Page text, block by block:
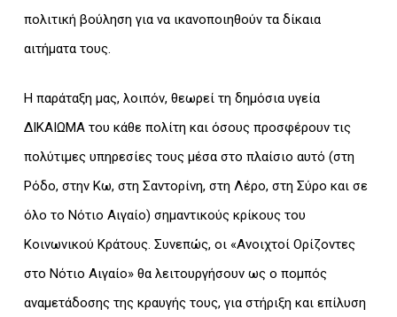
πολιτική βούληση για να ικανοποιηθούν τα δίκαια
αιτήματα τους.
Η παράταξη μας, λοιπόν, θεωρεί τη δημόσια υγεία
ΔΙΚΑΙΩΜΑ του κάθε πολίτη και όσους προσφέρουν τις
πολύτιμες υπηρεσίες τους μέσα στο πλαίσιο αυτό (στη
Ρόδο, στην Κω, στη Σαντορίνη, στη Λέρο, στη Σύρο και σε
όλο το Νότιο Αιγαίο) σημαντικούς κρίκους του
Κοινωνικού Κράτους. Συνεπώς, οι «Ανοιχτοί Ορίζοντες
στο Νότιο Αιγαίο» θα λειτουργήσουν ως ο πομπός
αναμετάδοσης της κραυγής τους, για στήριξη και επίλυση